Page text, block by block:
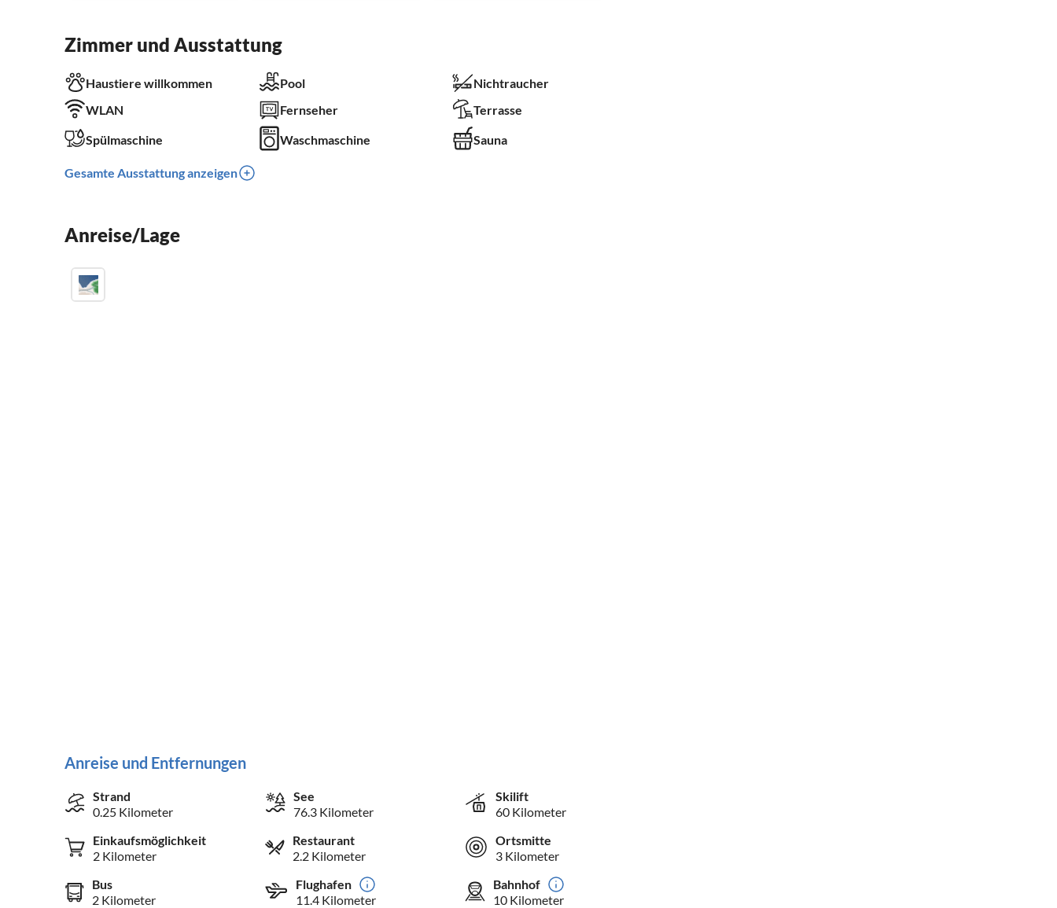
Zimmer und Ausstattung
Haustiere willkommen Pool
Nichtraucher
WLAN
Fernseher
Terrasse
Spülmaschine
Waschmaschine Sauna
Gesamte Ausstattung anzeigen
Anreise/Lage
Anreise und Entfernungen
Strand
0.25 Kilometer
See
76.3 Kilometer
Skilift
60 Kilometer
Einkaufsmöglichkeit
2 Kilometer
Restaurant
2.2 Kilometer
Ortsmitte
3 Kilometer
Bus
2 Kilometer
Flughafen
11.4 Kilometer
Bahnhof
10 Kilometer